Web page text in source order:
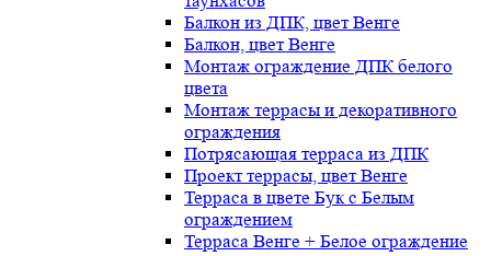
Балкон из ДПК, цвет Венге
Балкон, цвет Венге
Монтаж ограждение ДПК белого
цвета
Монтаж террасы и декоративного
ограждения
Потрясающая терраса из ДПК
Проект террасы, цвет Венге
Терраса в цвете Бук с Белым
ограждением
Терраса Венге + Белое ограждение